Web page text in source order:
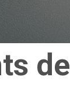
de